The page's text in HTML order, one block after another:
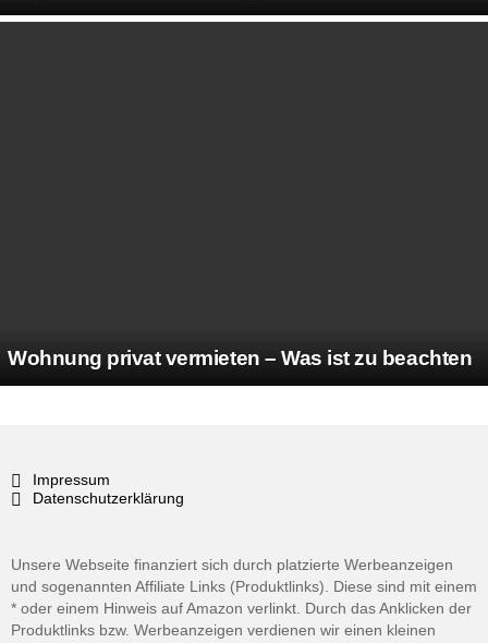
Wohnung privat vermieten – Was ist zu beachten
Impressum
Datenschutzerklärung
Unsere Webseite finanziert sich durch platzierte Werbeanzeigen
und sogenannten Affiliate Links (Produktlinks). Diese sind mit einem
* oder einem Hinweis auf Amazon verlinkt. Durch das Anklicken der
Produktlinks bzw. Werbeanzeigen verdienen wir einen kleinen